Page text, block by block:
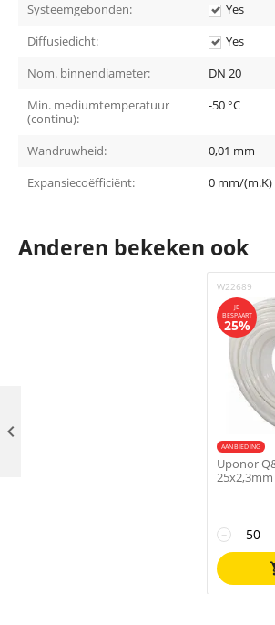
Systeemgebonden:
Yes
Diffusiedicht:
Yes
Nom. binnendiameter:
DN 20
Min. mediumtemperatuur
(continu):
-50 °C
Wandruwheid:
0,01 mm
Expansiecoëfficiënt:
0 mm/(m.K)
Anderen bekeken ook
W22689
JE
BESPAART
25%
AANBIEDING
Uponor
−
